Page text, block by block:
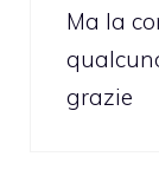
Ma la
grazie